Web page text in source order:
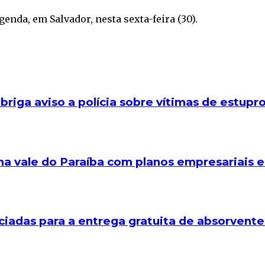
em Salvador, nesta sexta-feira (30).
aviso a polícia sobre vítimas de estupro
vale do Paraíba com planos empresariais
para a entrega gratuita de